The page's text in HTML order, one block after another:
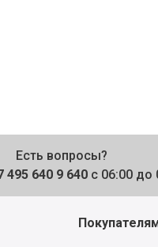
Есть вопросы?
495 640 9 640 с 06:00 до